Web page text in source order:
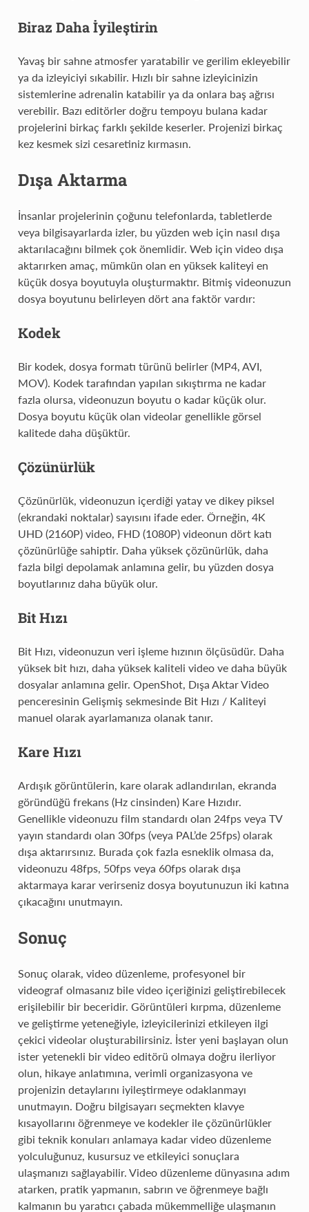
Biraz Daha İyileştirin
Yavaş bir sahne atmosfer yaratabilir ve gerilim ekleyebilir
ya da izleyiciyi sıkabilir. Hızlı bir sahne izleyicinizin
sistemlerine adrenalin katabilir ya da onlara baş ağrısı
verebilir. Bazı editörler doğru tempoyu bulana kadar
projelerini birkaç farklı şekilde keserler. Projenizi birkaç
kez kesmek sizi cesaretiniz kırmasın.
Dışa Aktarma
İnsanlar projelerinin çoğunu telefonlarda, tabletlerde
veya bilgisayarlarda izler, bu yüzden web için nasıl dışa
aktarılacağını bilmek çok önemlidir. Web için video dışa
aktarırken amaç, mümkün olan en yüksek kaliteyi en
küçük dosya boyutuyla oluşturmaktır. Bitmiş videonuzun
dosya boyutunu belirleyen dört ana faktör vardır:
Kodek
Bir kodek, dosya formatı türünü belirler (MP4, AVI,
MOV). Kodek tarafından yapılan sıkıştırma ne kadar
fazla olursa, videonuzun boyutu o kadar küçük olur.
Dosya boyutu küçük olan videolar genellikle görsel
kalitede daha düşüktür.
Çözünürlük
Çözünürlük, videonuzun içerdiği yatay ve dikey piksel
(ekrandaki noktalar) sayısını ifade eder. Örneğin, 4K
UHD (2160P) video, FHD (1080P) videonun dört katı
çözünürlüğe sahiptir. Daha yüksek çözünürlük, daha
fazla bilgi depolamak anlamına gelir, bu yüzden dosya
boyutlarınız daha büyük olur.
Bit Hızı
Bit Hızı, videonuzun veri işleme hızının ölçüsüdür. Daha
yüksek bit hızı, daha yüksek kaliteli video ve daha büyük
dosyalar anlamına gelir. OpenShot, Dışa Aktar Video
penceresinin Gelişmiş sekmesinde Bit Hızı / Kaliteyi
manuel olarak ayarlamanıza olanak tanır.
Kare Hızı
Ardışık görüntülerin, kare olarak adlandırılan, ekranda
göründüğü frekans (Hz cinsinden) Kare Hızıdır.
Genellikle videonuzu film standardı olan 24fps veya TV
yayın standardı olan 30fps (veya PAL’de 25fps) olarak
dışa aktarırsınız. Burada çok fazla esneklik olmasa da,
videonuzu 48fps, 50fps veya 60fps olarak dışa
aktarmaya karar verirseniz dosya boyutunuzun iki katına
çıkacağını unutmayın.
Sonuç
Sonuç olarak, video düzenleme, profesyonel bir
videograf olmasanız bile video içeriğinizi geliştirebilecek
erişilebilir bir beceridir. Görüntüleri kırpma, düzenleme
ve geliştirme yeteneğiyle, izleyicilerinizi etkileyen ilgi
çekici videolar oluşturabilirsiniz. İster yeni başlayan olun
ister yetenekli bir video editörü olmaya doğru ilerliyor
olun, hikaye anlatımına, verimli organizasyona ve
projenizin detaylarını iyileştirmeye odaklanmayı
unutmayın. Doğru bilgisayarı seçmekten klavye
kısayollarını öğrenmeye ve kodekler ile çözünürlükler
gibi teknik konuları anlamaya kadar video düzenleme
yolculuğunuz, kusursuz ve etkileyici sonuçlara
ulaşmanızı sağlayabilir. Video düzenleme dünyasına adım
atarken, pratik yapmanın, sabrın ve öğrenmeye bağlı
kalmanın bu yaratıcı çabada mükemmelliğe ulaşmanın